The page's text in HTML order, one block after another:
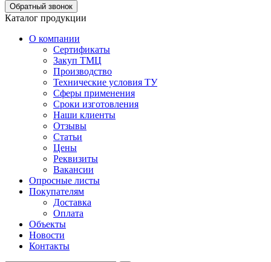
Каталог продукции
О компании
Сертификаты
Закуп ТМЦ
Производство
Технические условия ТУ
Сферы применения
Сроки изготовления
Наши клиенты
Отзывы
Статьи
Цены
Реквизиты
Вакансии
Опросные листы
Покупателям
Доставка
Оплата
Объекты
Новости
Контакты